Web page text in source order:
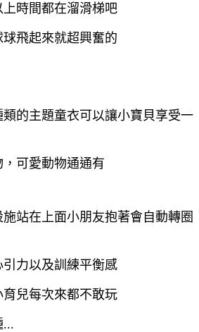
時間都在溜滑梯吧
飛起來就超興奮的
的主題童衣可以讓小寶貝享受一
可愛動物通通有
施站在上面小朋友抱著會自動轉圈
力以及訓練平衡感
育兒每次來都不敢玩
...